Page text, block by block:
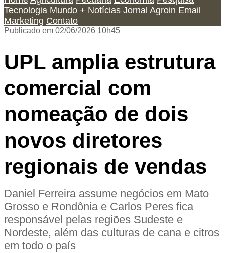
Tecnologia Mundo + Notícias Jornal Agroin Email
Marketing Contato
Publicado em 02/06/2026 10h45
UPL amplia estrutura
comercial com
nomeação de dois
novos diretores
regionais de vendas
Daniel Ferreira assume negócios em Mato
Grosso e Rondônia e Carlos Peres fica
responsável pelas regiões Sudeste e
Nordeste, além das culturas de cana e citros
em todo o país